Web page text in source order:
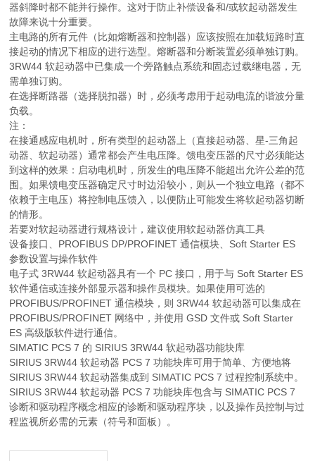
器斜降时都不能并行操作。这对于防止补偿设备和/或软起动器发生
故障来说十分重要。
主电路的所有元件（比如熔断器和控制器）应该按照在加载短路时直
接起动的情况下相应的进行选型。熔断器和分断装置必须单独订购。
3RW44 软起动器中已集成一个旁路触点系统和固态过载继电器，无
需单独订购。
在选择断路器（选择脱扣器）时，必须考虑用于起动电流的谐波分量
负载。
注：
在接通感应电机时，所有类型的起动器上（直接起动器、星-三角起
动器、软起动器）通常都会产生电压降。馈电变压器的尺寸必须能达
到这样的效果：启动电机时，所发生的电压降不能超出允许公差的范
围。如果馈电变压器确定尺寸时边沿较小，则从一个独立电路（都不
依赖于主电压）将控制电压馈入，以便防止可能发生将软起动器切断
的情形。
若要对软起动器进行规格设计，建议使用软起动器仿真工具
设备接口、PROFIBUS DP/PROFINET 通信模块、Soft Starter ES
参数设置与操作软件
电子式 3RW44 软起动器具有一个 PC 接口，用于与 Soft Starter ES
软件通信或连接外部显示器和操作员模块。如果使用可选的
PROFIBUS/PROFINET 通信模块，则 3RW44 软起动器可以集成在
PROFIBUS/PROFINET 网络中，并使用 GSD 文件或 Soft Starter
ES 高级版软件进行通信。
SIMATIC PCS 7 的 SIRIUS 3RW44 软起动器功能块库
SIRIUS 3RW44 软起动器 PCS 7 功能块库可用于简单、方便地将
SIRIUS 3RW44 软起动器集成到 SIMATIC PCS 7 过程控制系统中。
SIRIUS 3RW44 软起动器 PCS 7 功能块库包含与 SIMATIC PCS 7
诊断和驱动程序概念相应的诊断和驱动程序块，以及操作员控制与过
程监视所必需的元素（符号和面板）。